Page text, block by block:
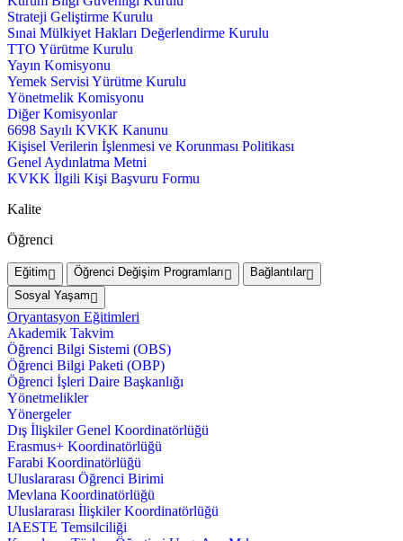
Strateji Geliştirme Kurulu
Sınai Mülkiyet Hakları Değerlendirme Kurulu
TTO Yürütme Kurulu
Yayın Komisyonu
Yemek Servisi Yürütme Kurulu
Yönetmelik Komisyonu
Diğer Komisyonlar
6698 Sayılı KVKK Kanunu
Kişisel Verilerin İşlenmesi ve Korunması Politikası
Genel Aydınlatma Metni
KVKK İlgili Kişi Başvuru Formu
Kalite
Öğrenci
Eğitim Öğrenci Değişim Programları
Bağlantılar
Sosyal Yaşam
Oryantasyon Eğitimleri
Akademik Takvim
Öğrenci Bilgi Sistemi (OBS)
Öğrenci Bilgi Paketi (OBP)
Öğrenci İşleri Daire Başkanlığı
Yönetmelikler
Yönergeler
Dış İlişkiler Genel Koordinatörlüğü
Erasmus+ Koordinatörlüğü
Farabi Koordinatörlüğü
Uluslararası Öğrenci Birimi
Mevlana Koordinatörlüğü
Uluslararası İlişkiler Koordinatörlüğü
IAESTE Temsilciliği